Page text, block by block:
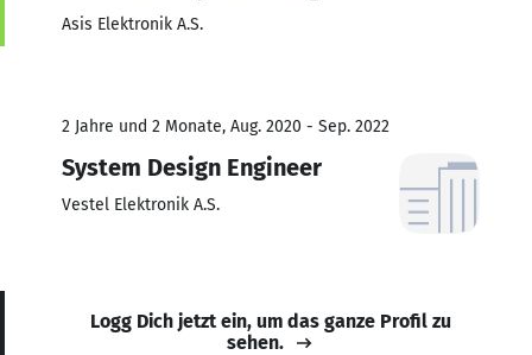
Asis Elektronik A.S.
2 Jahre und 2 Monate, Aug. 2020 - Sep. 2022
System Design Engineer
Vestel Elektronik A.S.
Logg Dich jetzt ein, um das ganze Profil zu
sehen.